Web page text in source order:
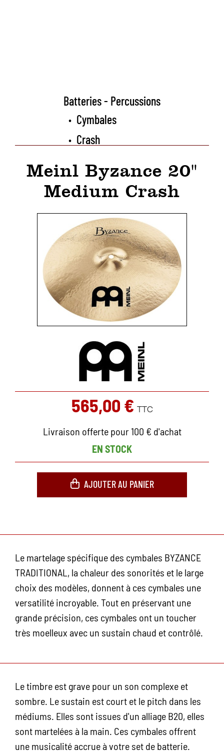
Batteries - Percussions
• Cymbales
• Crash
Meinl Byzance 20"
Medium Crash
565,00 € TTC
Livraison offerte pour 100 € d'achat
EN STOCK
AJOUTER AU PANIER
Le martelage spécifique des cymbales BYZANCE
TRADITIONAL, la chaleur des sonorités et le large
choix des modèles, donnent à ces cymbales une
versatilité incroyable. Tout en préservant une
grande précision, ces cymbales ont un toucher
très moelleux avec un sustain chaud et contrôlé.
Le timbre est grave pour un son complexe et
sombre. Le sustain est court et le pitch dans les
médiums. Elles sont issues d'un alliage B20, elles
sont martelées à la main. Ces cymbales offrent
une musicalité accrue à votre set de batterie.